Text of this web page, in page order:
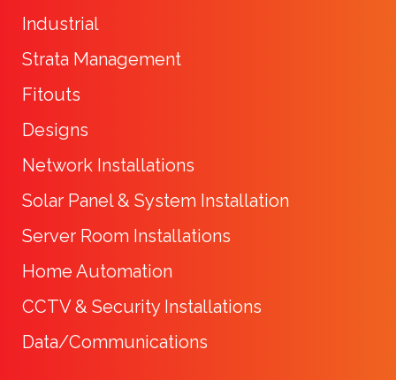
Industrial
Strata Management
Fitouts
Designs
Network Installations
Solar Panel & System Installation
Server Room Installations
Home Automation
CCTV & Security Installations
Data/Communications